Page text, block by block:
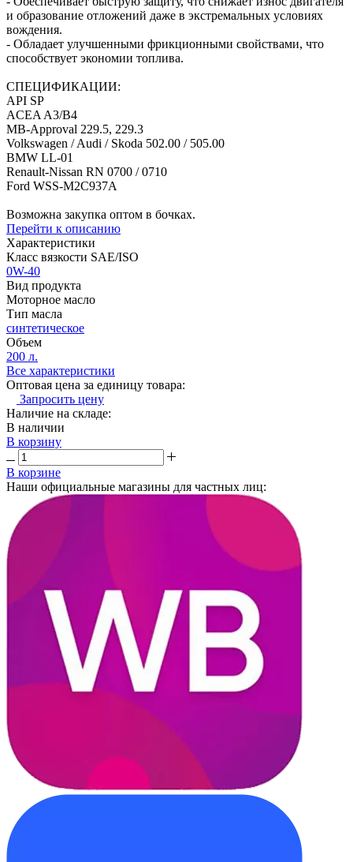
и образование отложений даже в экстремальных условиях
вождения.
- Обладает улучшенными фрикционными свойствами, что
способствует экономии топлива.
СПЕЦИФИКАЦИИ:
API SP
ACEA A3/B4
MB-Approval 229.5, 229.3
Volkswagen / Audi / Skoda 502.00 / 505.00
BMW LL-01
Renault-Nissan RN 0700 / 0710
Ford WSS-M2C937A
Возможна закупка оптом в бочках.
Перейти к описанию
Характеристики
Класс вязкости SAE/ISO
0W-40
Вид продукта
Моторное масло
Тип масла
синтетическое
Объем
200 л.
Все характеристики
Оптовая цена за единицу товара:
Запросить цену
Наличие на складе:
В наличии
В корзину
В корзине
Наши официальные магазины для частных лиц: